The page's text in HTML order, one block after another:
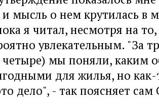
мысль о нем крутилась в
я читал, несмотря на
увлекательным. "За
четыре) мы поняли, каким
для жилья, но
дело", - так поясняет сам